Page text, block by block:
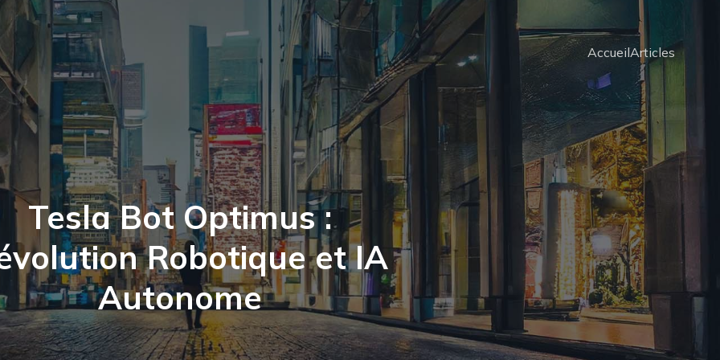
AccueilArticles
Tesla Bot Optimus :
Robotique et IA
Autonome